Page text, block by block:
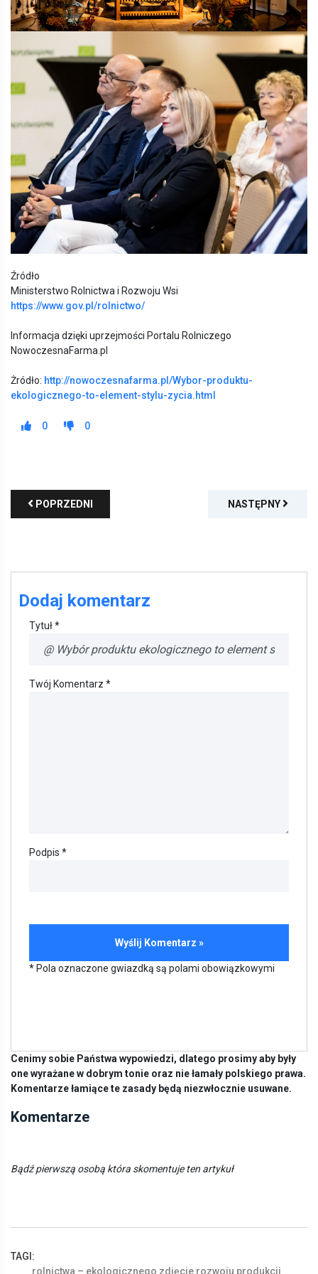
Źródło
Ministerstwo Rolnictwa i Rozwoju Wsi
https://www.gov.pl/rolnictwo/
Informacja dzięki uprzejmości Portalu Rolniczego
NowoczesnaFarma.pl
Żródło: http://nowoczesnafarma.pl/Wybor-produktu-
ekologicznego-to-element-stylu-zycia.html
0 0
POPRZEDNI NASTĘPNY
Dodaj komentarz
Tytuł *
Twój Komentarz *
Podpis *
* Pola oznaczone gwiazdką są polami obowiązkowymi
Cenimy sobie Państwa wypowiedzi, dlatego prosimy aby były
one wyrażane w dobrym tonie oraz nie łamały polskiego prawa.
Komentarze łamiące te zasady będą niezwłocznie usuwane.
Komentarze
Bądź pierwszą osobą która skomentuje ten artykuł
TAGI:
rolnictwa – ekologicznego zdjęcie rozwoju produkcji